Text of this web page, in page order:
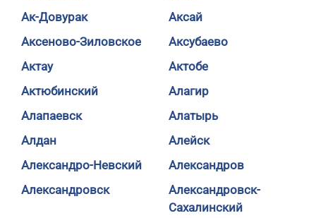
Ак-Довурак
Аксай
Аксеново-Зиловское
Аксубаево
Актау
Актобе
Актюбинский
Алагир
Алапаевск
Алатырь
Алдан
Алейск
Александро-Невский
Александров
Александровск
Александровск-
Сахалинский